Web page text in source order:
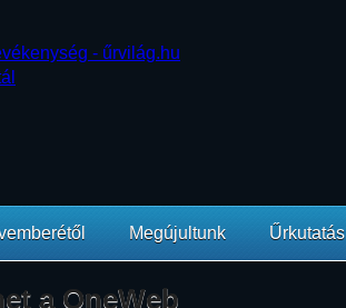
Megújultunk
a OneWeb